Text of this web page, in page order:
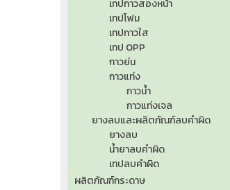
เทปกาวสองหน้า
เทปโฟม
เทปกาวใส
เทป OPP
กาวย่น
กาวแท่ง
กาวน้ำ
กาวแท่งเจล
ยางลบและผลิตภัณฑ์ลบคำผิด
ยางลบ
น้ำยาลบคำผิด
เทปลบคำผิด
ผลิตภัณฑ์กระดาษ